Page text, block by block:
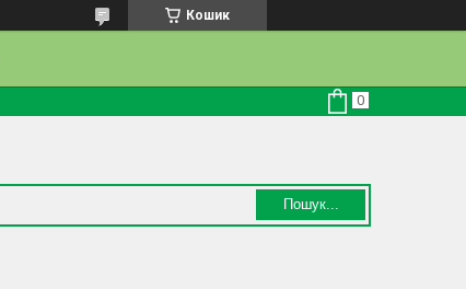
Кошик
Пошук...